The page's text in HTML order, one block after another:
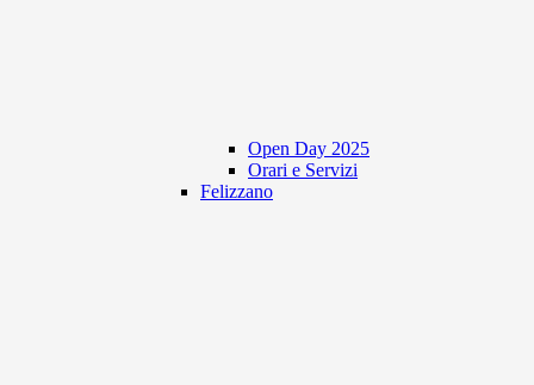
Open Day 2025
Orari e Servizi
Felizzano